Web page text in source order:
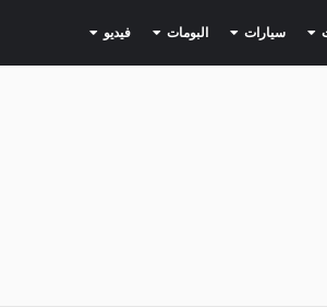
(current) سيارات (current) البومات (current) فيديو (current)